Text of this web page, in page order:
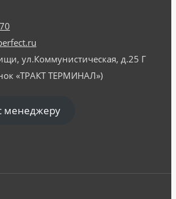
ул.Коммунистическая, д.25 Г
«ТРАКТ ТЕРМИНАЛ»)
менеджеру